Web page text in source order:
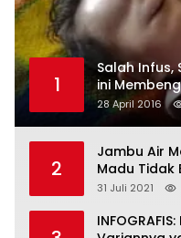
1
Salah Infus,
ini
28 April 2016
2
Jambu Air
Madu Tidak
31 Juli 2021